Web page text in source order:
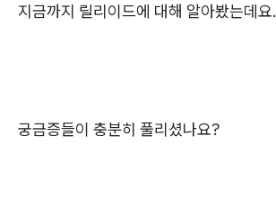
지금까지 릴리이드에 대해 알아봤는데요.
궁금증들이 충분히 풀리셨나요?